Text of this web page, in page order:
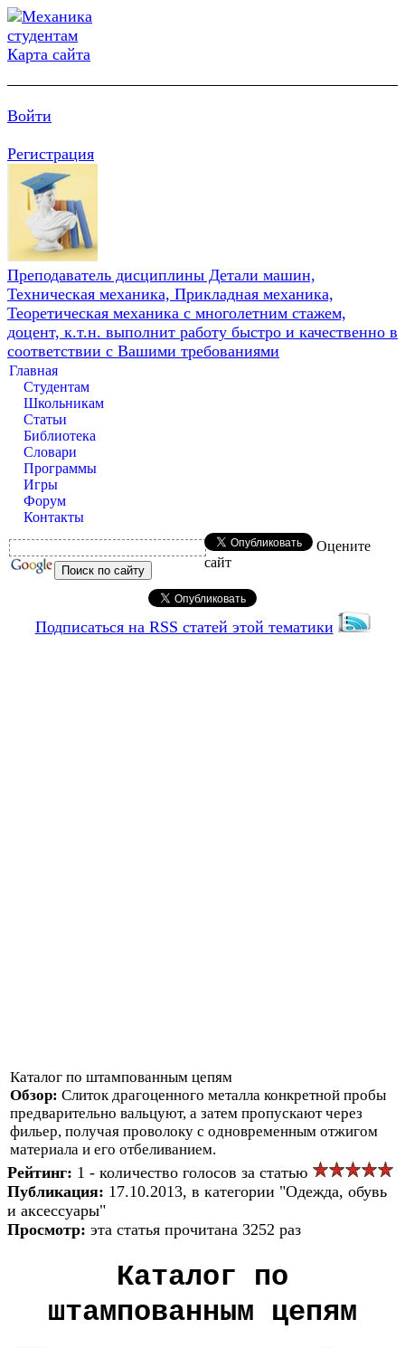
Карта сайта
Войти
Регистрация
Преподаватель дисциплины Детали машин,
Техническая механика, Прикладная механика,
Теоретическая механика с многолетним стажем,
доцент, к.т.н. выполнит работу быстро и качественно в
соответствии с Вашими требованиями
Главная
Студентам
Школьникам
Статьи
Библиотека
Словари
Программы
Игры
Форум
Контакты
Оцените
сайт
Подписаться на RSS статей этой тематики
Каталог по штампованным цепям
Обзор: Слиток драгоценного металла конкретной пробы
предварительно вальцуют, а затем пропускают через
фильер, получая проволоку с одновременным отжигом
материала и его отбеливанием.
Рейтинг: 1 - количество голосов за статью
Публикация: 17.10.2013, в категории "Одежда, обувь
и аксессуары"
Просмотр: эта статья прочитана 3252 раз
Каталог по
штампованным цепям